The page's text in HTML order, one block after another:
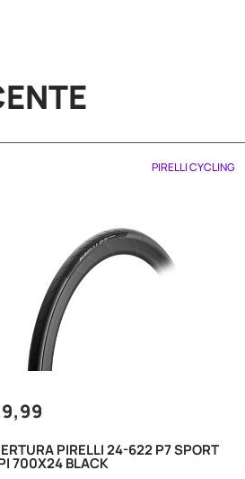
PIRELLI CYCLING
PIRELLI 24-622 P7 SPORT
700X24 BLACK